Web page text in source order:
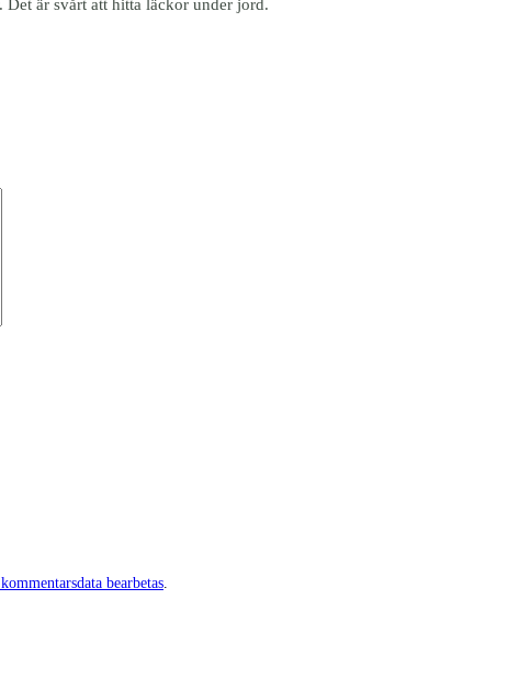
är svårt att hitta läckor under jord.
bearbetas